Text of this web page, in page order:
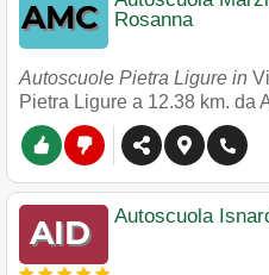
Rosanna
Autoscuole Pietra Ligure in
Pietra Ligure a 12.38 km. da
Autoscuola